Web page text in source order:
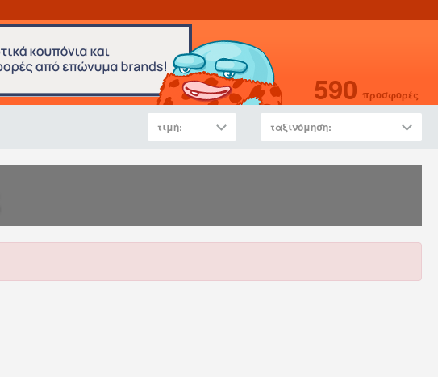
590 προσφορές
ταξινόμηση:
τιμή: